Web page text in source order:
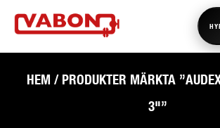
HEM / PRODUKTER MÄRKTA
3"”